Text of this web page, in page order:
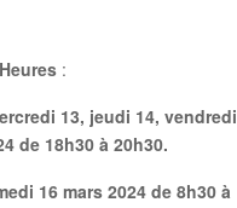
:
13, jeudi 14, vendredi
de 18h30 à 20h30.
16 mars 2024 de 8h30 à